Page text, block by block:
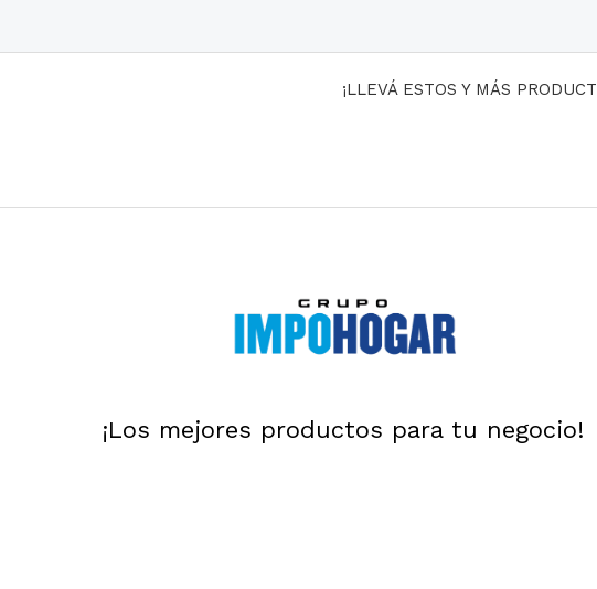
¡LLEVÁ ESTOS Y MÁS
¡Los mejores productos para tu negocio!